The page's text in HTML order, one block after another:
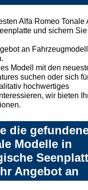
Alfa Romeo Tonale
und sichern
an
Modell mit den
suchen oder sich
hochwertiges
wir bieten
die
Modelle in
Angebot an